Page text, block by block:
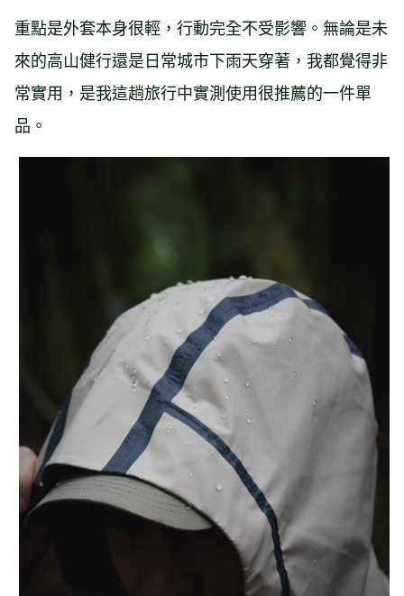
重點是外套本身很輕，行動完全不受影響。無論是未
來的高山健行還是日常城市下雨天穿著，我都覺得非
常實用，是我這趟旅行中實測使用很推薦的一件單
品。